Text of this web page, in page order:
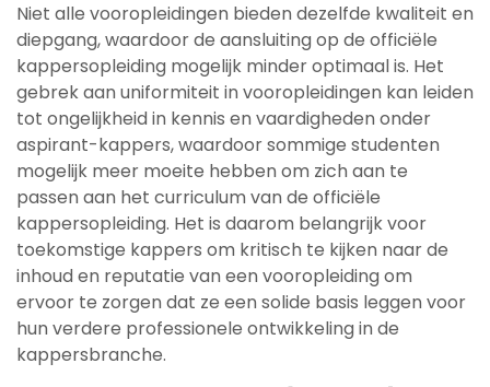
Niet alle vooropleidingen bieden dezelfde kwaliteit en
diepgang, waardoor de aansluiting op de officiële
kappersopleiding mogelijk minder optimaal is. Het
gebrek aan uniformiteit in vooropleidingen kan leiden
tot ongelijkheid in kennis en vaardigheden onder
aspirant-kappers, waardoor sommige studenten
mogelijk meer moeite hebben om zich aan te
passen aan het curriculum van de officiële
kappersopleiding. Het is daarom belangrijk voor
toekomstige kappers om kritisch te kijken naar de
inhoud en reputatie van een vooropleiding om
ervoor te zorgen dat ze een solide basis leggen voor
hun verdere professionele ontwikkeling in de
kappersbranche.